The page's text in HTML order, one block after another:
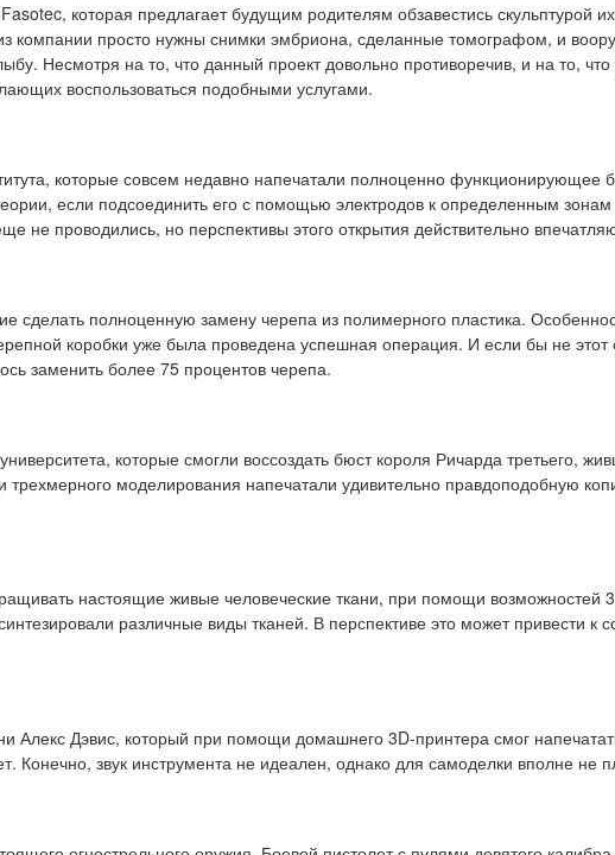
которая предлагает будущим родителям обзавестись скульптурой
компании просто нужны снимки эмбриона, сделанные томографом, и
Несмотря на то, что данный проект довольно противоречив, и на то, что
воспользоваться подобными услугами.
которые совсем недавно напечатали полноценно функционирующее
если подсоединить его с помощью электродов к определенным зонам
не проводились, но перспективы этого открытия действительно
сделать полноценную замену черепа из полимерного пластика.
коробки уже была проведена успешная операция. И если бы не этот
заменить более 75 процентов черепа.
которые смогли воссоздать бюст короля Ричарда третьего,
трехмерного моделирования напечатали удивительно правдоподобную
настоящие живые человеческие ткани, при помощи возможностей
различные виды тканей. В перспективе это может привести к
Алекс Дэвис, который при помощи домашнего 3D-принтера смог
Конечно, звук инструмента не идеален, однако для самоделки вполне не